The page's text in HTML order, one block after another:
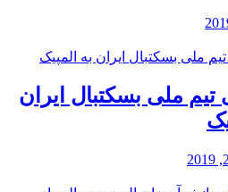
تیم ملی بسکتبال ایران